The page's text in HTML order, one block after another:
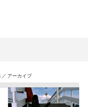
／ アーカイブ